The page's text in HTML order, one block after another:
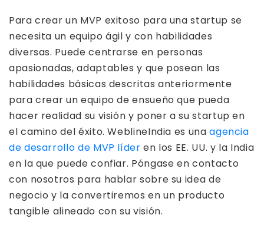
Para crear un MVP exitoso para una startup se
necesita un equipo ágil y con habilidades
diversas. Puede centrarse en personas
apasionadas, adaptables y que posean las
habilidades básicas descritas anteriormente
para crear un equipo de ensueño que pueda
hacer realidad su visión y poner a su startup en
el camino del éxito. WeblineIndia es unaagencia
de desarrollo de MVP líder en los EE. UU. y la India
en la que puede confiar. Póngase en contacto
con nosotros para hablar sobre su idea de
negocio y la convertiremos en un producto
tangible alineado con su visión.